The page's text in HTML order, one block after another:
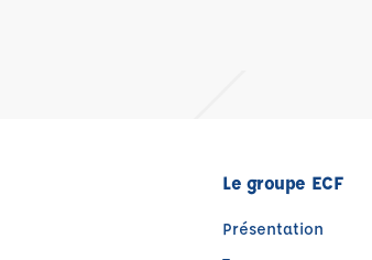
Le groupe ECF
Présentation